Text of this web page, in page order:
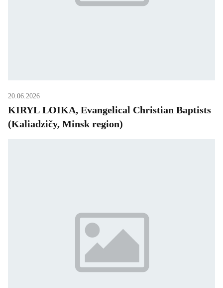
20.06.2026
KIRYL LOIKA, Evangelical Christian Baptists
(Kaliadzičy, Minsk region)